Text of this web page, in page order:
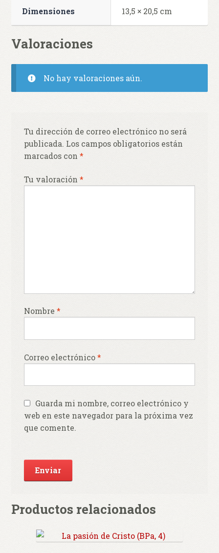
Dimensiones 13,5 × 20,5 cm
Valoraciones
No hay valoraciones aún.
Tu dirección de correo electrónico no será
publicada. Los campos obligatorios están
marcados con *
Tu valoración *
Nombre *
Correo electrónico*
Guarda mi nombre, correo electrónico y
web en este navegador para la próxima vez
que comente.
Productos relacionados